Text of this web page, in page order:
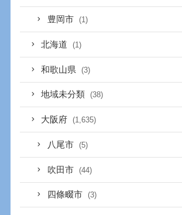
豊岡市 (1)
北海道 (1)
和歌山県 (3)
地域未分類 (38)
大阪府 (1,635)
八尾市 (5)
吹田市 (44)
四條畷市 (3)